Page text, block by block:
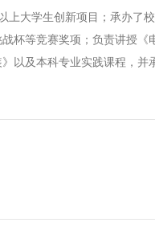
上大学生创新项目；承办了
杯等竞赛奖项；负责讲授《
以及本科专业实践课程，并